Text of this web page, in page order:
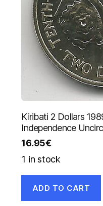
Kiribati 2 Dollars
Independence
16.95€
1 in stock
ADD TO CART